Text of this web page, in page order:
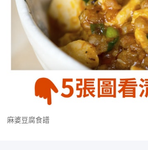
麻婆豆腐食譜